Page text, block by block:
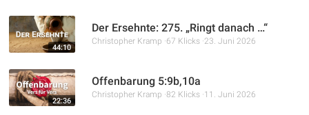
44:10
Der Ersehnte: 275. „Ringt danach …“
Christopher Kramp 67 Klicks 23. Juni 2026
22:36
Offenbarung 5:9b,10a
Christopher Kramp 82 Klicks 11. Juni 2026